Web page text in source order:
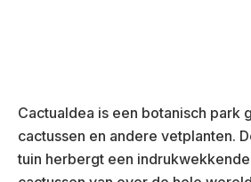
Cactualdea is een botanisch park
cactussen en andere vetplanten.
tuin herbergt een